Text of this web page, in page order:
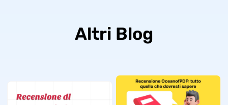
Altri Blog